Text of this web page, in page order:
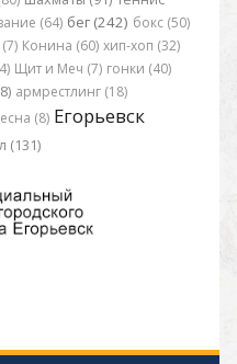
(64) бег (242) бокс (50)
Конина (60) хип-хоп (32)
Щит и Меч (7) гонки (40)
армрестлинг (18)
(8) Егорьевск
(131)